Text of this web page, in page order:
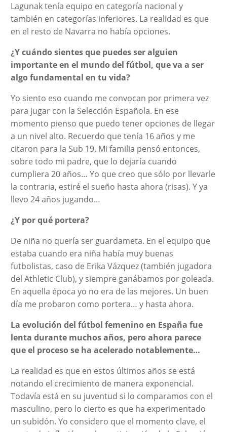
Lagunak tenía equipo en categoría nacional y
también en categorías inferiores. La realidad es que
en el resto de Navarra no había opciones.
¿Y cuándo sientes que puedes ser alguien
importante en el mundo del fútbol, que va a ser
algo fundamental en tu vida?
Yo siento eso cuando me convocan por primera vez
para jugar con la Selección Española. En ese
momento pienso que puedo tener opciones de llegar
a un nivel alto. Recuerdo que tenía 16 años y me
citaron para la Sub 19. Mi familia pensó entonces,
sobre todo mi padre, que lo dejaría cuando
cumpliera 20 años… Yo que creo que sólo por llevarle
la contraria, estiré el sueño hasta ahora (risas). Y ya
llevo 24 años jugando…
¿Y por qué portera?
De niña no quería ser guardameta. En el equipo que
estaba cuando era niña había muy buenas
futbolistas, caso de Erika Vázquez (también jugadora
del Athletic Club), y siempre ganábamos por goleada.
En aquella época yo no era de las mejores. Un buen
día me probaron como portera… y hasta ahora.
La evolución del fútbol femenino en España fue
lenta durante muchos años, pero ahora parece
que el proceso se ha acelerado notablemente…
La realidad es que en estos últimos años se está
notando el crecimiento de manera exponencial.
Todavía está en su juventud si lo comparamos con el
masculino, pero lo cierto es que ha experimentado
un subidón. Yo considero que el momento clave, el